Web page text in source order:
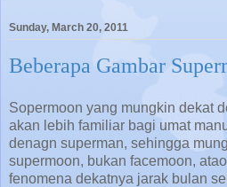
Sunday, March 20, 2011
Beberapa Gambar
Sopermoon yang mungkin dekat
akan lebih familiar bagi umat
denagn superman, sehingga
supermoon, bukan facemoon,
fenomena dekatnya jarak bulan